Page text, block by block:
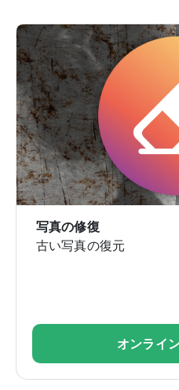
写真の修復
古い写真の復元
オンライ